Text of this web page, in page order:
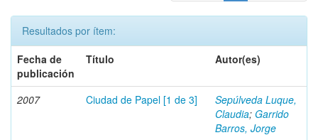
Resultados por ítem:
Fecha de
publicación
Título Autor(es)
2007 Ciudad de Papel [1 de 3]
Sepúlveda Luque,
Claudia; Garrido
Barros, Jorge